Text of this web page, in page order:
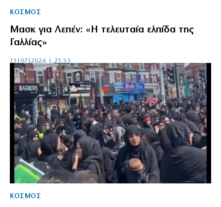
ΚΟΣΜΟΣ
Μασκ για Λεπέν: «Η τελευταία ελπίδα της
Γαλλίας»
15|07|2026 | 23:35
ΚΟΣΜΟΣ